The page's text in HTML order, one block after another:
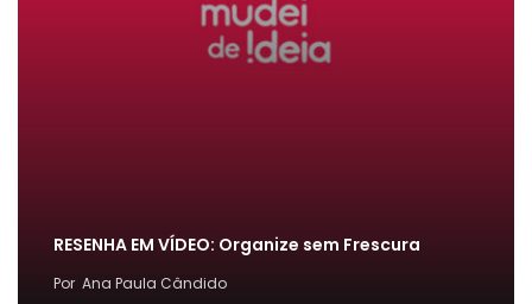
RESENHA EM VÍDEO: Organize sem Frescura
Por Ana Paula Cândido